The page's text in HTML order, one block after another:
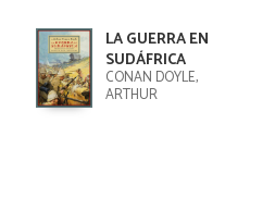
LA GUERRA EN
SUDÁFRICA
CONAN DOYLE,
ARTHUR